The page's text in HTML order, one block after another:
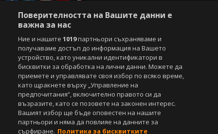
Copyright © 2007-2026 Агенция Спортал. Всички права запазени.
Този уебсайт е собственост на
Sportal Media Group
За нас Екип За рекламa
Общи условия
Етични правила на НСС
Лични данни
Управление на предпочитания
Съдържанието на този уеб сайт и технологиите, използвани в него, са
под закрила на Закона за авторското право и сродните му права.
Всички статии, репортажи, интервюта и други текстови, графични и
видео материали, публикувани в сайта, са собственост на Агенция
Спортал, освен ако изрично е посочено друго. Допуска се
публикуване на текстови материали само след писмено съгласие на
Поверителността на Вашите данни е
важна за нас
Ние и нашите1019партньори съхраняваме и
получаваме достъп до информация на Вашето
устройство, като уникални идентификатори в
бисквитки за обработка на лични данни. Можете да
приемете и управлявате своя избор по всяко време,
като щракнете върху „Управление на
предпочитания“, включително правото си да
възразите, като се позовете на законен интерес.
Вашият избор ще бъде оповестен на нашите
партньори и няма да повлияе на данните за
сърфиране. Политика за бисквитките